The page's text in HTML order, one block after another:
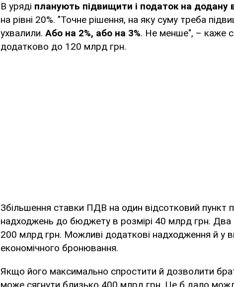
В уряді планують підвищити і податок на додану
на рівні 20%. "Точне рішення, на яку суму треба
ухвалили. Або на 2%, або на 3%. Не менше", – каже
додатково до 120 млрд грн.
Збільшення ставки ПДВ на один відсотковий пункт
надходжень до бюджету в розмірі 40 млрд грн. Два
200 млрд грн. Можливі додаткові надходження й у
економічного бронювання.
Якщо його максимально спростити й дозволити